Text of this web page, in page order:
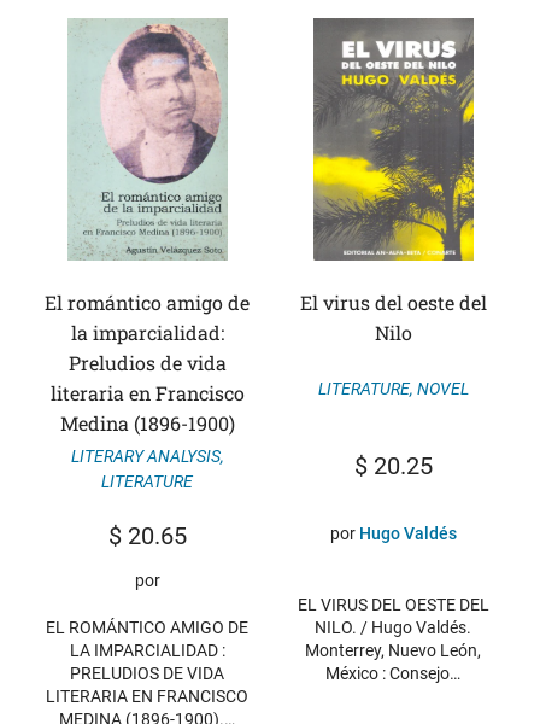
El romántico amigo de
la imparcialidad:
Preludios de vida
literaria en Francisco
Medina (1896-1900)
LITERARY ANALYSIS,
LITERATURE
$20.65
por
EL ROMÁNTICO AMIGO DE
LA IMPARCIALIDAD :
PRELUDIOS DE VIDA
LITERARIA EN FRANCISCO
MEDINA (1896-1900).…
El virus del oeste del
Nilo
LITERATURE, NOVEL
$20.25
por Hugo Valdés
EL VIRUS DEL OESTE DEL
NILO. / Hugo Valdés.
Monterrey, Nuevo León,
México : Consejo…